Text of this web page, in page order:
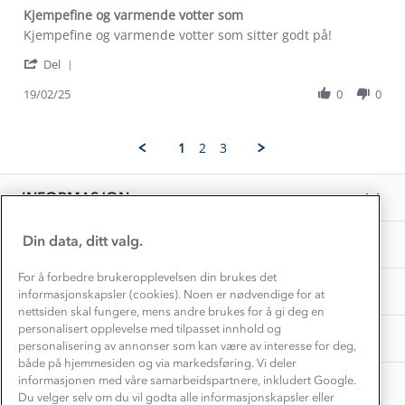
Kjempefine og varmende votter som
Review
Marte
on
review
Kjempefine
varmende
Kjempefine og varmende votter som sitter godt på!
Del
19
2025
19/02/25 0 0
1 2 3
INFORMASJON
Konkurransevinnere
Kundeklubb
Bedrift, barnehage og SFO
Presse
OM OSS
Dyreetikk
1% til samfunnet
Samarbeide med oss?
TIPS OG RÅD
Dette trenger du til barnehagen
Gravidklær
Hvordan velge riktig turtøy?
Store størrelser
Turmat oppskrifter
Beredskap
AKTIVITETER
Norgesferie 🇳🇴
Få turinspirasjon og tips her⛰
Overnatte utendørs⛺
Leirskole 🥾
Barnehageansatt
Tips til hyttetur
Din data, ditt valg.
For å forbedre brukeropplevelsen din brukes det
informasjonskapsler (cookies). Noen er nødvendige for at
nettsiden skal fungere, mens andre brukes for å gi deg en
personalisert opplevelse med tilpasset innhold og
personalisering av annonser som kan være av interesse for deg,
både på hjemmesiden og via markedsføring. Vi deler
informasjonen med våre samarbeidspartnere, inkludert Google.
Du velger selv om du vil godta alle informasjonskapsler eller